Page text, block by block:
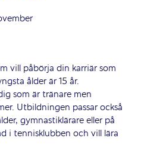
vill påbörja din karriär som
ålder är 15 år.
som är tränare men
Utbildningen passar också
gymnastiklärare eller på
i tennisklubben och vill lära